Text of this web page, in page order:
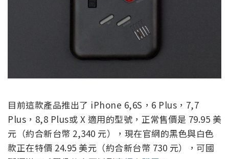
目前這款產品推出了 iPhone 6,6S，6 Plus，7,7
Plus，8,8 Plus或 X 適用的型號，正常售價是 79.95 美
元（約合新台幣 2,340 元），現在官網的黑色與白色
款正在特價 24.95 美元（約合新台幣 730 元），可國